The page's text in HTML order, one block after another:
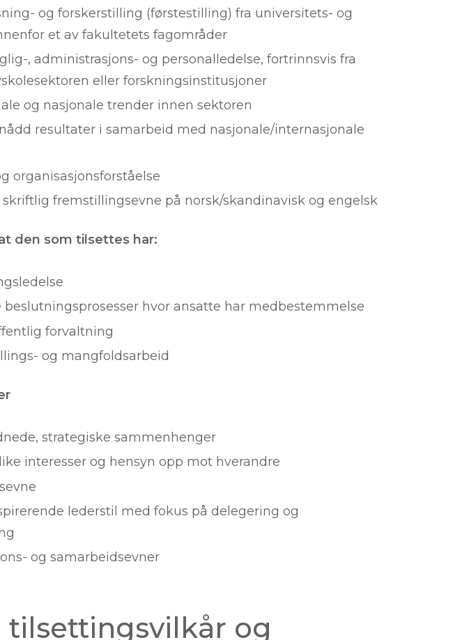
og forskerstilling (førstestilling) fra universitets- og
et av fakultetets fagområder
, administrasjons- og personalledelse, fortrinnsvis fra
eller forskningsinstitusjoner
og nasjonale trender innen sektoren
resultater i samarbeid med nasjonale/internasjonale
organisasjonsforståelse
fremstillingsevne på norsk/skandinavisk og engelsk
den som tilsettes har:
hvor ansatte har medbestemmelse
forvaltning
og mangfoldsarbeid
strategiske sammenhenger
interesser og hensyn opp mot hverandre
lederstil med fokus på delegering og
og samarbeidsevner
tilsettingsvilkår og